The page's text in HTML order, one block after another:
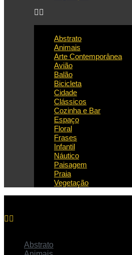
Abstrato
Animais
Arte Contemporânea
Avião
Balão
Bicicleta
Cidade
Clássicos
Cozinha e Bar
Espaço
Floral
Frases
Infantil
Náutico
Paisagem
Praia
Vegetação
Abstrato